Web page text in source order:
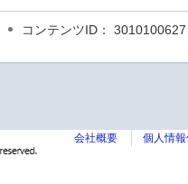
コンテンツID： 3010100627
会社概要 個人情